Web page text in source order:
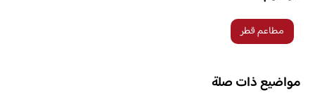
مطاعم قطر
مواضيع ذات صلة